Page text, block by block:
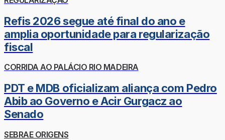
Refis 2026 segue até final do ano e
amplia oportunidade para regularização
fiscal
CORRIDA AO PALÁCIO RIO MADEIRA
PDT e MDB oficializam aliança com Pedro
Abib ao Governo e Acir Gurgacz ao
Senado
SEBRAE ORIGENS